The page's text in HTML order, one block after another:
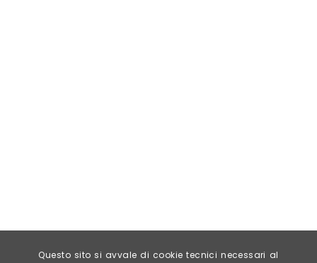
Questo sito si avvale di cookie tecnici necessari al